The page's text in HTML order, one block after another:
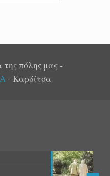
πόλης μας -
- Καρδίτσα